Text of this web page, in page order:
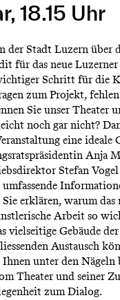
18.15 Uhr
der Stadt Luzern über
für das neue
Schritt für die
zum Projekt,
Sie unser Theater
noch gar nicht?
eine ideale
Anja
Stefan
erklären, warum das
Arbeit so
vielseitige Gebäude
Austausch
unter den Nägeln
Theater und seiner
zum Dialog.